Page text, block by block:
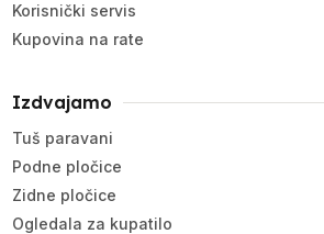
Korisnički servis
Kupovina na rate
Izdvajamo
Tuš paravani
Podne pločice
Zidne pločice
Ogledala za kupatilo